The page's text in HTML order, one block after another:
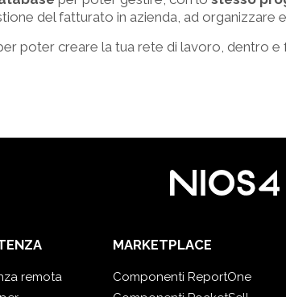
del fatturato in azienda, ad organizzare
poter creare la tua rete di lavoro, dentro e
remota
MARKETPLACE
Componenti ReportOne